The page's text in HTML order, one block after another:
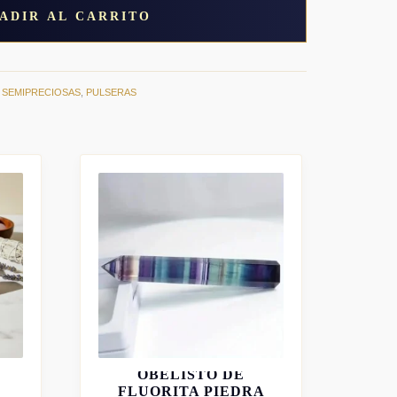
AL CARRITO
, PULSERAS
OBELISTO DE
FLUORITA PIEDRA